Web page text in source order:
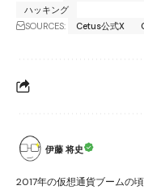
ハッキング
SOURCES:
Cetus公式X
伊藤 将史
2017年の仮想通貨ブームの